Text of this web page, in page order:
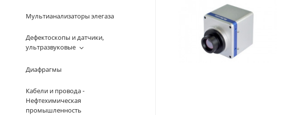
Мультианализаторы элегаза
Дефектоскопы и датчики,
ультразвуковые
Диафрагмы
Кабели и провода -
Нефтехимическая
промышленность